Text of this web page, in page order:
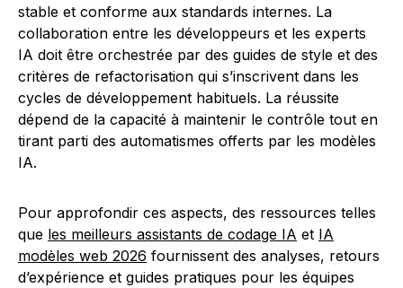
stable et conforme aux standards internes. La
collaboration entre les développeurs et les experts
IA doit être orchestrée par des guides de style et des
critères de refactorisation qui s’inscrivent dans les
cycles de développement habituels. La réussite
dépend de la capacité à maintenir le contrôle tout en
tirant parti des automatismes offerts par les modèles
IA.
Pour approfondir ces aspects, des ressources telles
que les meilleurs assistants de codage IA et IA
modèles web 2026 fournissent des analyses, retours
d’expérience et guides pratiques pour les équipes